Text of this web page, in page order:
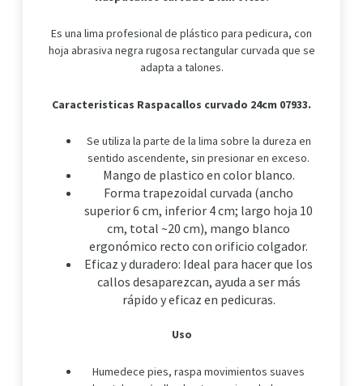
Es una lima profesional de plástico para pedicura, con
hoja abrasiva negra rugosa rectangular curvada que se
adapta a talones.
Caracteristicas Raspacallos curvado 24cm 07933.
Se utiliza la parte de la lima sobre la dureza en
sentido ascendente, sin presionar en exceso.
Mango de plastico en color blanco.
​Forma trapezoidal curvada (ancho
superior 6 cm, inferior 4 cm; largo hoja 10
cm, total ~20 cm), mango blanco
ergonómico recto con orificio colgador.
Eficaz y duradero: Ideal para hacer que los
callos desaparezcan, ayuda a ser más
rápido y eficaz en pedicuras.
Uso
Humedece pies, raspa movimientos suaves